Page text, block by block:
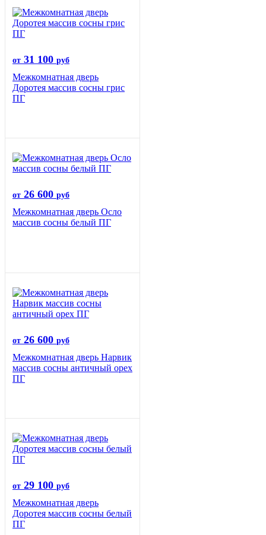
от 31 100 руб
Межкомнатная дверь
Доротея массив сосны грис
ПГ
от 26 600 руб
Межкомнатная дверь Осло
массив сосны белый ПГ
от 26 600 руб
Межкомнатная дверь Нарвик
массив сосны античный орех
ПГ
от 29 100 руб
Межкомнатная дверь
Доротея массив сосны белый
ПГ